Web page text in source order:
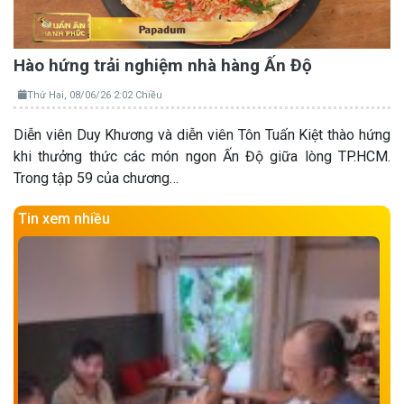
Hào hứng trải nghiệm nhà hàng Ấn Độ
Thứ Hai, 08/06/26 2:02 Chiều
Diễn viên Duy Khương và diễn viên Tôn Tuấn Kiệt thào hứng
khi thưởng thức các món ngon Ấn Độ giữa lòng TP.HCM.
Trong tập 59 của chương…
Tin xem nhiều